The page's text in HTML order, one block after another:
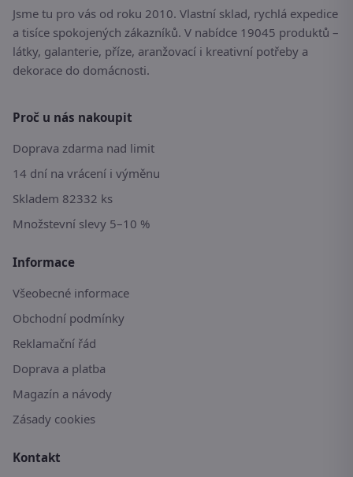
Jsme tu pro vás od roku 2010. Vlastní sklad, rychlá expedice
a tisíce spokojených zákazníků. V nabídce 19045 produktů –
látky, galanterie, příze, aranžovací i kreativní potřeby a
dekorace do domácnosti.
Proč u nás nakoupit
Doprava zdarma nad limit
14 dní na vrácení i výměnu
Skladem 82332 ks
Množstevní slevy 5–10 %
Informace
Všeobecné informace
Obchodní podmínky
Reklamační řád
Doprava a platba
Magazín a návody
Zásady cookies
Kontakt